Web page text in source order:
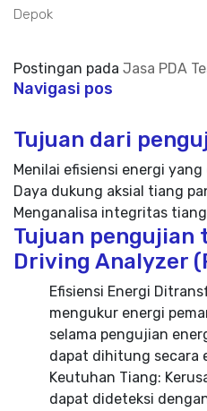
Depok
Postingan pada Jasa PDA
Navigasi pos
Tujuan dari
Menilai efisiensi energi yang
Daya dukung aksial tiang
Menganalisa integritas tiang
Tujuan pengujian
Driving Analyzer
Efisiensi Energi
mengukur energi
selama pengujian
dapat dihitung secara
Keutuhan Tiang:
dapat dideteksi